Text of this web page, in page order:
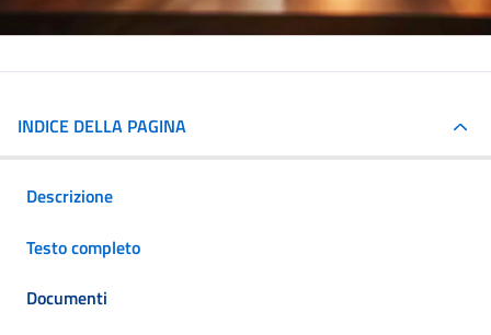
INDICE DELLA PAGINA
Descrizione
Testo completo
Documenti